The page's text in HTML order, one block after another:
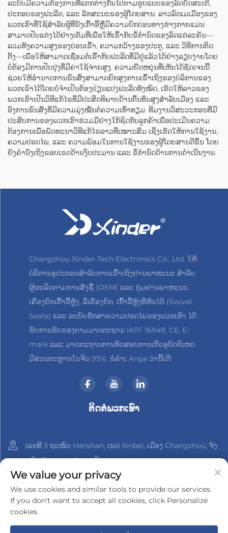
ລະບົບມີຄວາມຕ້ອງການທີ່ແຕກຕ່າງກັນໄປຕາມຮູບແບບຂອງລົດບັດສະເຕີ,
ປະກອບຂອງຟະລີດ, ແລະ ລັກສະນະຂອງຜູ້ໂດຍສານ. ລາວລົດເມເມືອງຂອງ
ພວກເຮົາທີ່ໃຊ້ສຳລັບຜູ້ທີ່ນັ່ງເກົ້າອີ້ຫຼືມີຄວາມບົກບ່ອນທາງຮ່າງກາຍແມ່ນ
ສາມາດປັບແຕ່ງໄດ້ຢ່າງເຕັມທີ່ເພື່ອໃຫ້ເຂົ້າກັບຂໍ້ກຳນົດຂອງລົດແຕ່ລະຄັນ—
ລວມທັງຄວາມສູງຂອງບ່ອນເຂົ້າ, ຄວາມກວ້າງຂອງປະຕູ, ແລະ ວິທີການຕິດ
ຕັ້ງ—ເພື່ອໃຫ້ສາມາດເຊື່ອມຕໍ່ເຂົ້າກັບຟະລີດທີ່ມີຢູ່ແລ້ວໄດ້ຢ່າງລຽບງ່າຍໂດຍ
ບໍ່ຕ້ອງມີການປັບປຸງທີ່ມີຄ່າໃຊ້ຈ່າຍສູງ. ຄວາມຍືດຫຍຸ່ນທີ່ເຫັນໄດ້ຊັດເຈນນີ້
ຊ່ວຍໃຫ້ອຳນາດການຂົນສົ່ງສາມາດຍົກສູງການເຂົ້າເຖິງຂອງບໍລິການຂອງ
ພວກເຂົາໄດ້ໂດຍບໍ່ຈຳເປັນຕ້ອງປ່ຽນແປງຟະລີດທັງໝົດ, ເຮັດໃຫ້ລາວຂອງ
ພວກເຮົາເປັນວິທີແກ້ໄຂທີ່ມີປະສິດທິພາບດ້ານຕົ້ນທຶນສູງສຳລັບເມືອງ ແລະ
ອົງການຂົນສົ່ງທີ່ມີຄວາມມຸ່ງໝັ້ນຕໍ່ຄວາມເທົ່າທຽມ. ທີມງານວິສະວະກອນທີ່ມີ
ປະສົບການຂອງພວກເຮົາຮ່ວມມືຢ່າງໃກ້ຊິດກັບລູກຄ້າເພື່ອປະເມີນຄວາມ
ຕ້ອງການເພື່ອພັດທະນາວິທີແກ້ໄຂລາວທີ່ເໝາະສົມ ເຊິ່ງເຮັດໃຫ້ການໃຊ້ງານ,
ຄວາມປອດໄພ, ແລະ ຄວາມພ້ອມໃນການໃຊ້ງານຂອງຜູ້ໂດຍສານດີຂຶ້ນ ໂດຍ
ຍັງຄຳນຶງເຖິງຂອບເຂດດ້ານງົບປະມານ ແລະ ຂໍ້ກຳນົດດ້ານການດຳເນີນງານ.
Changzhou Xinder-Tech Electronics Co., Ltd. ໃຫ້
ບໍລິການອຸປະກອນສຳລັບການເຂົ້າເຖິງຢານພາຫະນະ ສຳລັບ
ຜູ້ຜະລິດຕາມການສັ່ງຊື້ (OEM) ແລະ ກຸ່ມຢານພາຫະນະ.
ເຄື່ອງຍົກເກົ້າອີ້ຫຼັງ, ລໍ້ເຄື່ອງຍົກ, ເກົ້າອີ້ຫຼັງທີ່ຫັນໄດ້ (Swivel
Seats) ແລະ ລະບົບຮັກສາຄວາມປອດໄພຂອງພວກເຮົາ ໄດ້
ຮັບການຮັບຮອງຕາມມາດຕະຖານ IATF 16949, CE, E-
mark ແລະ ມາດຕະຖານການທົດສອບການເກີດອຸບັດຕິເຫດ.
ມີສ່ວນຕະຫຼາດໃນຈີນ 95%. ຂໍຄຳເ Ange ວ່ານີ້ເດີ!
ຕິດຕໍ່ພວກເຮົາ
ເລກທີ 3 ຖະໜົນ Hanshan, ເຂດ Xinbei, ເມືອງ Changzhou, ຈັງ
ຫວັດ Jiangsu, ປະເທດຈີນ
+86-18961288218
[email protected]
We value your privacy
We use cookies and similar tools to provide our services.
If you don't want to accept all cookies, click Personalize
cookies.